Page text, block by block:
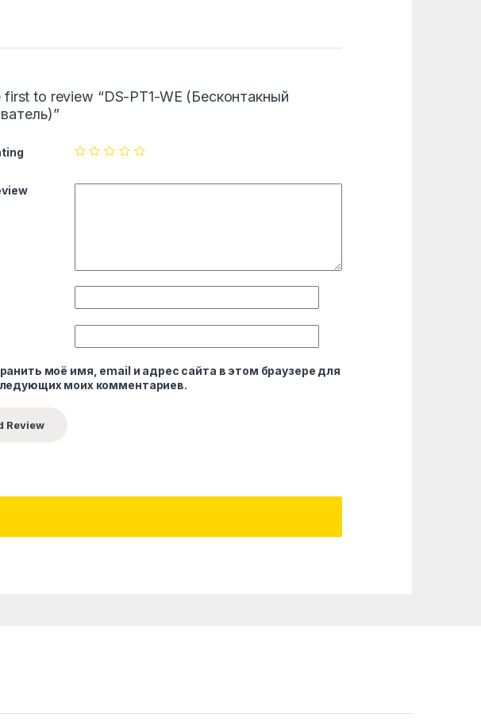
first to review “DS-PT1-WE (Бесконтакный
моё имя, email и адрес сайта в этом браузере для
моих комментариев.